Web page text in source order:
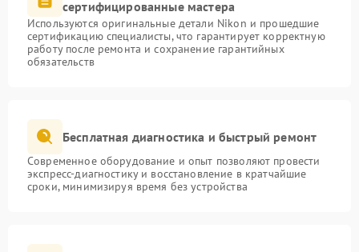
сертифицированные мастера
Используются оригинальные детали Nikon и прошедшие
сертификацию специалисты, что гарантирует корректную
работу после ремонта и сохранение гарантийных
обязательств
Бесплатная диагностика и быстрый ремонт
Современное оборудование и опыт позволяют провести
экспресс-диагностику и восстановление в кратчайшие
сроки, минимизируя время без устройства